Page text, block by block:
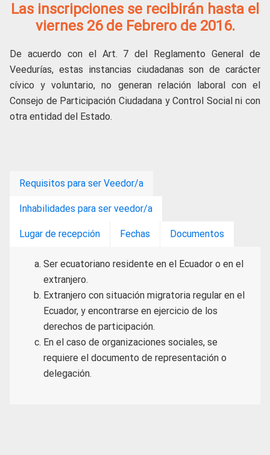
Las inscripciones se recibirán hasta el
viernes 26 de Febrero de 2016.
De acuerdo con el Art. 7 del Reglamento General de
Veedurías, estas instancias ciudadanas son de carácter
cívico y voluntario, no generan relación laboral con el
Consejo de Participación Ciudadana y Control Social ni con
otra entidad del Estado.
Requisitos para ser Veedor/a
Inhabilidades para ser veedor/a
Lugar de recepción Fechas Documentos
Ser ecuatoriano residente en el Ecuador o en el
extranjero.
Extranjero con situación migratoria regular en el
Ecuador, y encontrarse en ejercicio de los
derechos de participación.
En el caso de organizaciones sociales, se
requiere el documento de representación o
delegación.